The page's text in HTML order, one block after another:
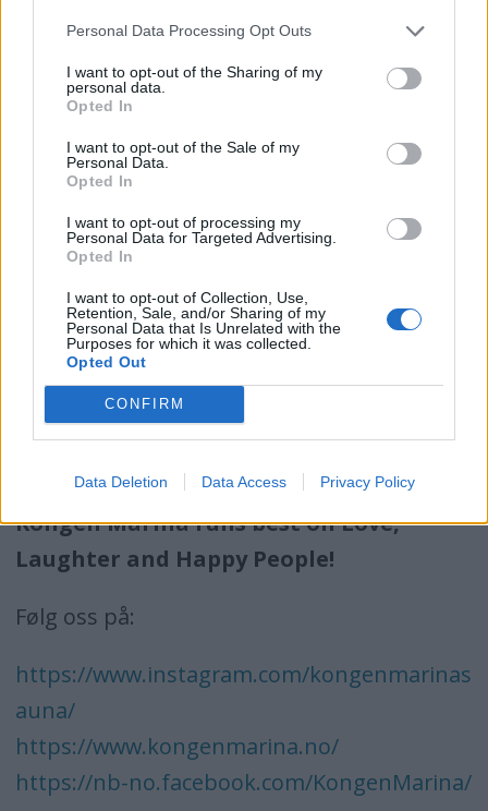
Personal Data Processing Opt Outs
I want to opt-out of the Sharing of my
personal data.
Opted In
I want to opt-out of the Sale of my
Personal Data.
Opted In
I want to opt-out of processing my
Personal Data for Targeted Advertising.
Opted In
I want to opt-out of Collection, Use,
Retention, Sale, and/or Sharing of my
Personal Data that Is Unrelated with the
Purposes for which it was collected.
Opted Out
CONFIRM
Data Deletion Data Access Privacy Policy
handler det om kjærlighet til sjøen, gode
vibber, og folk som smiler.
Følg oss på Instagram og Facebook for
Kongen Marina runs best on Love,
Laughter and Happy People!
Følg oss på:
https://www.instagram.com/kongenmarinas
auna/
https://www.kongenmarina.no/
https://nb-no.facebook.com/KongenMarina/